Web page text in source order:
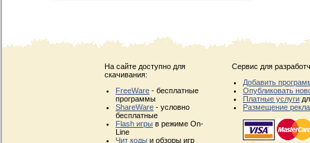
На сайте доступно для
скачивания:
FreeWare - бесплатные
программы
ShareWare - условно
бесплатные
Flash игры в режиме On-
Line
Чит коды и обзоры игр
Сервис для
Добавить
Опубликовать
Платные услуги
Размещение